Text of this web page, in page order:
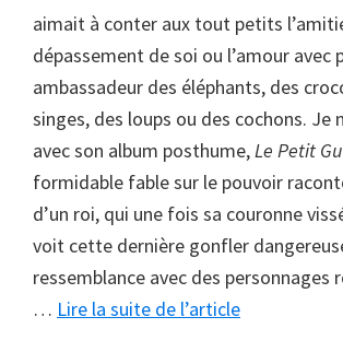
aimait à conter aux tout petits
dépassement de soi ou l’amour avec
ambassadeur des éléphants, des
singes, des loups ou des cochons. Je
avec son album posthume,Le Petit
formidable fable sur le pouvoir
d’un roi, qui une fois sa couronne
voit cette dernière gonfler
ressemblance avec des personnages
… Lire la suite de l’articleà